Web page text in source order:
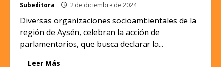
Subeditora 2 de diciembre de 2024
Diversas organizaciones socioambientales de la
región de Aysén, celebran la acción de
parlamentarios, que busca declarar la...
Leer Más